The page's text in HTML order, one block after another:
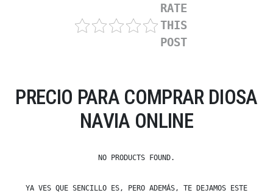
RATE
THIS
POST
PRECIO PARA COMPRAR DIOSA
NAVIA ONLINE
NO PRODUCTS FOUND.
YA VES QUE SENCILLO ES, PERO ADEMÁS, TE DEJAMOS ESTE